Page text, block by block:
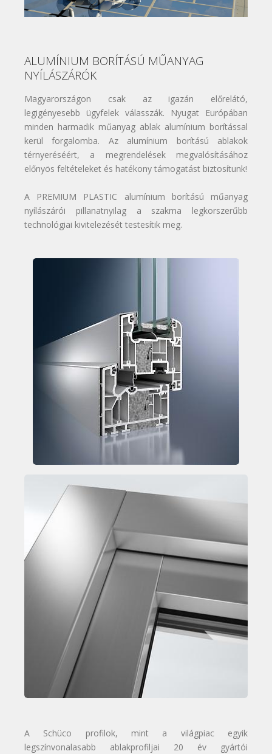
ALUMÍNIUM BORÍTÁSÚ MŰANYAG
NYÍLÁSZÁRÓK
Magyarországon csak az igazán előrelátó,
legigényesebb ügyfelek válasszák. Nyugat Európában
minden harmadik műanyag ablak alumínium borítással
kerül forgalomba. Az alumínium borítású ablakok
térnyeréséért, a megrendelések megvalósításához
előnyös feltételeket és hatékony támogatást biztosítunk!
A PREMIUM PLASTIC alumínium borítású műanyag
nyílászárói pillanatnyilag a szakma legkorszerűbb
technológiai kivitelezését testesítik meg.
A Schüco profilok, mint a világpiac egyik
legszínvonalasabb ablakprofiljai 20 év gyártói